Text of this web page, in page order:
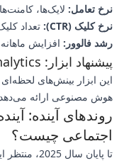
نرخ تعامل: لایک‌ها،
نرخ کلیک (CTR):
تعداد
رشد فالوور: افزایش
پیشنهاد ابزار: Hootsuite AI Analytics
این ابزار بینش‌های
هوش مصنوعی ارائه می‌دهد
روندهای آینده:
اجتماعی چیست؟
تا پایان سال 2025، منتظر این موارد باشید: